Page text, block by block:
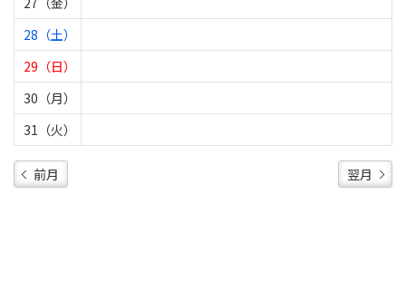
28（土）
29（日）
30（月）
31（火）
前月 翌月